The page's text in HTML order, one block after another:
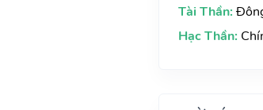
Tài Thần:
Hạc Thần: